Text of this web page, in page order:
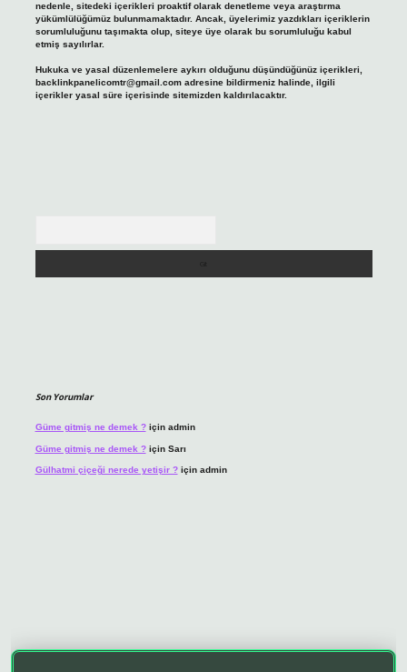
nedenle, sitedeki içerikleri proaktif olarak denetleme veya araştırma
yükümlülüğümüz bulunmamaktadır. Ancak, üyelerimiz yazdıkları içeriklerin
sorumluluğunu taşımakta olup, siteye üye olarak bu sorumluluğu kabul
etmiş sayılırlar.
Hukuka ve yasal düzenlemelere aykırı olduğunu düşündüğünüz içerikleri,
backlinkpanelicomtr@gmail.comadresine bildirmeniz halinde, ilgili
içerikler yasal süre içerisinde sitemizden kaldırılacaktır.
Son Yorumlar
Güme gitmiş ne demek ?için admin
Güme gitmiş ne demek ?için Sarı
Gülhatmi çiçeği nerede yetişir ?için admin